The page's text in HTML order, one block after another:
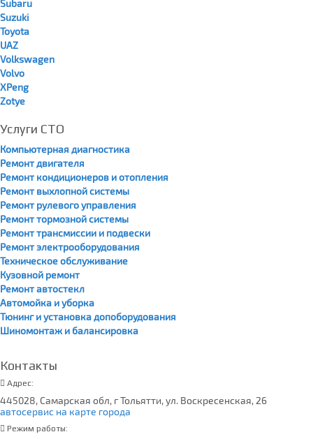
Subaru
Suzuki
Toyota
UAZ
Volkswagen
Volvo
XPeng
Zotye
Услуги СТО
Компьютерная диагностика
Ремонт двигателя
Ремонт кондиционеров и отопления
Ремонт выхлопной системы
Ремонт рулевого управления
Ремонт тормозной системы
Ремонт трансмиссии и подвески
Ремонт электрооборудования
Техническое обслуживание
Кузовной ремонт
Ремонт автостекл
Автомойка и уборка
Тюнинг и установка допоборудования
Шиномонтаж и балансировка
Контакты
Адрес:
445028, Самарская обл, г Тольятти, ул. Воскресенская, 26
автосервис на карте города
Режим работы: